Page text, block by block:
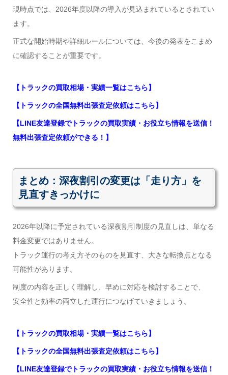
現時点では、2026年度以降の導入が見込まれているとされてい
ます。
正式な開始時期や詳細ルールについては、今後の発表をこまめ
に確認することが重要です。
【トラックの買取相場・実績一覧はこちら】
【トラックの全国無料出張査定依頼はこちら】
【LINE友達登録でトラックの買取実績・お役立ち情報を送信！
無料出張査定依頼ができる！】
まとめ：深夜割引の変更は「走り方」を
見直すきっかけに
2026年以降に予定されている深夜割引制度の見直しは、単なる
料金変更ではありません。
トラック運行の考え方そのものを見直す、大きな転換点となる
可能性があります。
制度の内容を正しく理解し、早めに対応を検討することで、
安全性と効率の両立した運行につなげていきましょう。
【トラックの買取相場・実績一覧はこちら】
【トラックの全国無料出張査定依頼はこちら】
【LINE友達登録でトラックの買取実績・お役立ち情報を送信！